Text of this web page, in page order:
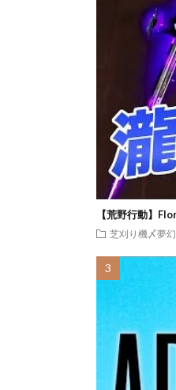
【荒野行動】
芝刈り機〆夢幻